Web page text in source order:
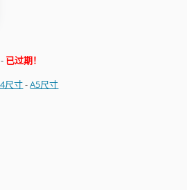
- 已过期！
尺寸-A5尺寸